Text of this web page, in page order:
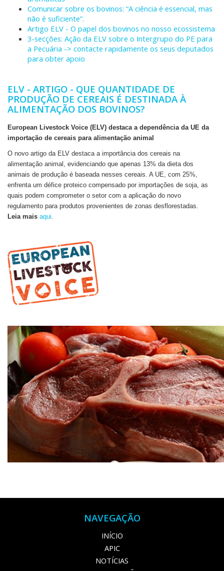
Comunicar sobre os bovinos: “A ciência é essencial, mas
não é suficiente”.
Artigo ELV - O papel dos bovinos no nosso ecossistema
3-secções: Ação da ELV sobre o Intergrupo do PE para
a Pecuária -> contacte rapidamente os seus deputados
para obter apoio
ELV - ARTIGO - QUE QUANTIDADE DE
PRODUÇÃO DE CEREAIS É DESTINADA À
ALIMENTAÇÃO DOS BOVINOS?
European Livestock Voice (ELV) destaca a dependência da UE da
importação de cereais para alimentação animal
O novo artigo da ELV destaca a importância dos cereais na
alimentação animal, evidenciando que apenas 13% da dieta dos
animais de produção é baseada nesses cereais. A UE, com 25%,
enfrenta um défice proteico compensado por importações de soja, as
quais podem comprometer o setor com a aplicação do novo
regulamento para produtos provenientes de zonas desflorestadas.
Leia mais aqui.
NAVEGAÇÃO
INÍCIO
APIC
NOTÍCIAS